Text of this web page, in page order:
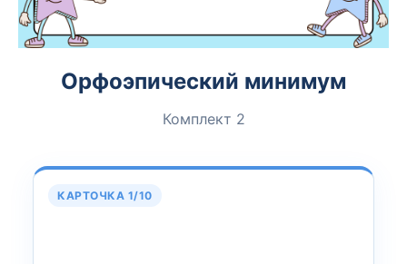
Орфоэпический минимум
Комплект 2
КАРТОЧКА 1/10